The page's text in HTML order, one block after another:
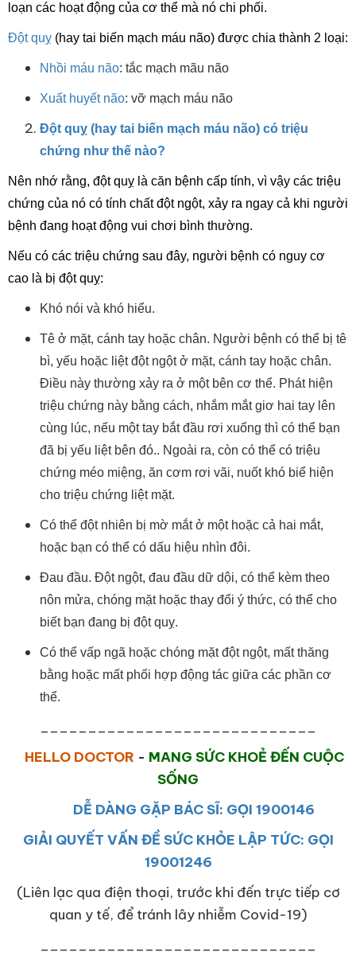
loạn các hoạt động của cơ thể mà nó chi phối.
Đột quỵ (hay tai biến mạch máu não) được chia thành 2 loại:
Nhồi máu não: tắc mạch mãu não
Xuất huyết não: vỡ mạch máu não
Đột quỵ (hay tai biến mạch máu não) có triệu
chứng như thế nào?
Nên nhớ rằng, đột quỵ là căn bệnh cấp tính, vì vậy các triệu
chứng của nó có tính chất đột ngột, xảy ra ngay cả khi người
bệnh đang hoạt động vui chơi bình thường.
Nếu có các triệu chứng sau đây, người bệnh có nguy cơ
cao là bị đột quỵ:
Khó nói và khó hiểu.
Tê ở mặt, cánh tay hoặc chân. Người bệnh có thể bị tê
bì, yếu hoặc liệt đột ngột ở mặt, cánh tay hoặc chân.
Điều này thường xảy ra ở một bên cơ thể. Phát hiện
triệu chứng này bằng cách, nhắm mắt giơ hai tay lên
cùng lúc, nếu một tay bắt đầu rơi xuống thì có thể bạn
đã bị yếu liệt bên đó.. Ngoài ra, còn có thể có triệu
chứng méo miệng, ăn cơm rơi vãi, nuốt khó biể hiện
cho triệu chứng liệt mặt.
Có thể đột nhiên bị mờ mắt ở một hoặc cả hai mắt,
hoặc bạn có thể có dấu hiệu nhìn đôi.
Đau đầu. Đột ngột, đau đầu dữ dội, có thể kèm theo
nôn mửa, chóng mặt hoặc thay đổi ý thức, có thể cho
biết bạn đang bị đột quỵ.
Có thể vấp ngã hoặc chóng mặt đột ngột, mất thăng
bằng hoặc mất phối hợp động tác giữa các phần cơ
thể.
HELLO DOCTOR - MANG SỨC KHOẺ ĐẾN CUỘC
SỐNG
DỄ DÀNG GẶP BÁC SĨ: GỌI 1900146
GIẢI QUYẾT VẤN ĐỀ SỨC KHỎE LẬP TỨC: GỌI
19001246
(Liên lạc qua điện thoại, trước khi đến trực tiếp cơ
quan y tế, để tránh lây nhiễm Covid-19)